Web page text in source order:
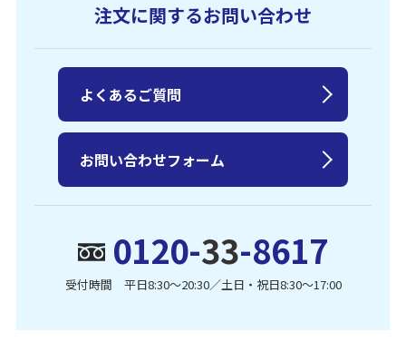
注文に関するお問い合わせ
0120-33-8617
受付時間 平日8:30〜20:30／土日・祝日8:30〜17:00
よくあるご質問
お問い合わせフォーム